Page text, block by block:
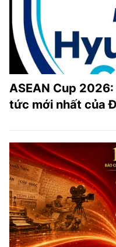
ASEAN Cup
tức mới nhất của